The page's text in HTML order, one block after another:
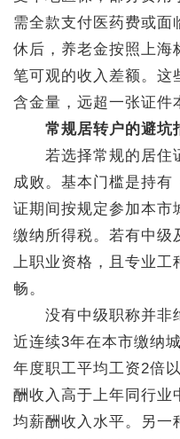
需全款支付医药费或面
休后，养老金按照上海
笔可观的收入差额。这
含金量，远超一张证件
常规居转户的避坑
若选择常规的居住
成败。基本门槛是持有
证期间按规定参加本市
缴纳所得税。若有中级
上职业资格，且专业工
畅。
没有中级职称并非
近连续3年在本市缴纳
年度职工平均工资2倍
酬收入高于上年同行业
均薪酬收入水平。另一